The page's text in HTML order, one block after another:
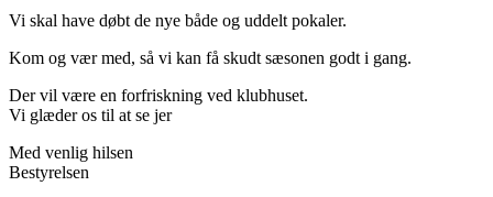
Vi skal have døbt de nye både og uddelt pokaler.
Kom og vær med, så vi kan få skudt sæsonen godt i gang.
Der vil være en forfriskning ved klubhuset.
Vi glæder os til at se jer
Med venlig hilsen
Bestyrelsen